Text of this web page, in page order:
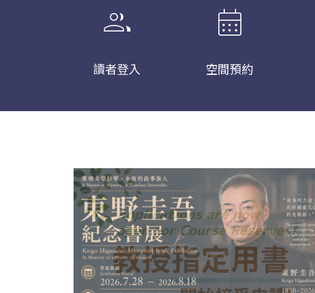
group
讀者登入
calendar_month
空間預約